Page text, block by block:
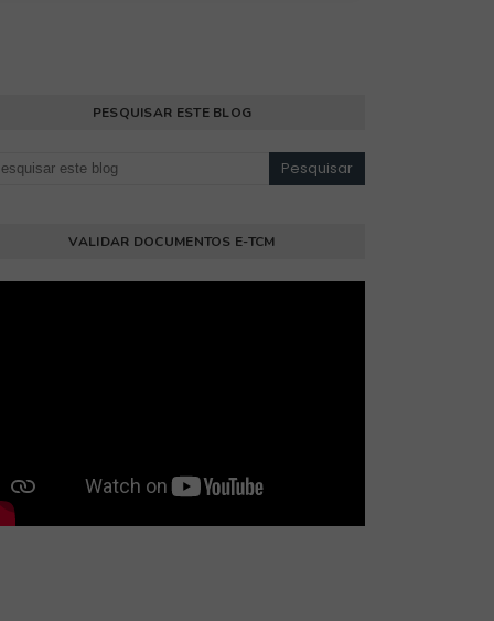
PESQUISAR ESTE BLOG
VALIDAR DOCUMENTOS E-TCM